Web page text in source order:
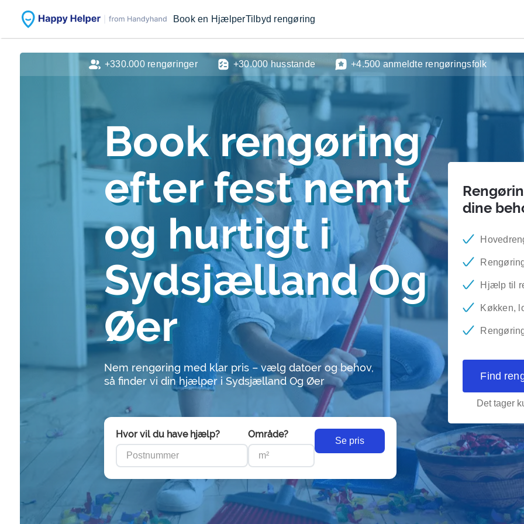
Book en HjælperTilbyd rengøring
Book rengøring
efter fest nemt
og hurtigt i
Sydsjælland Og
Øer
Nem rengøring med klar pris – vælg datoer og behov,
så finder vi din hjælper i Sydsjælland Og Øer
Hvor vil du have hjælp? Område?
Se pris
dine
Hjælp til
Køkken,
Find
Det tager
+330.000 rengøringer +30.000 husstande +4.500 anmeldte rengøringsfolk